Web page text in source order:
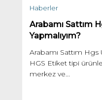
Haberler
Arabamı Sattım
Yapmalıyım?
Arabamı Sattım Hgs
HGS Etiket tipi
merkez ve...